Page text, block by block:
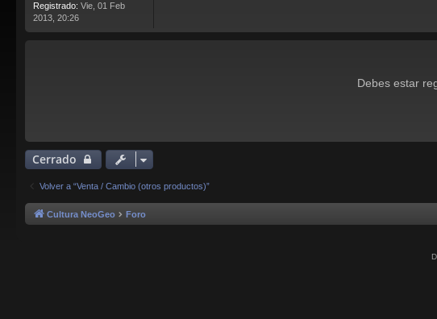
Registrado: Vie, 01 Feb
2013, 20:26
Debes estar
Cerrado
Volver a “Venta / Cambio (otros productos)”
Cultura NeoGeo Foro